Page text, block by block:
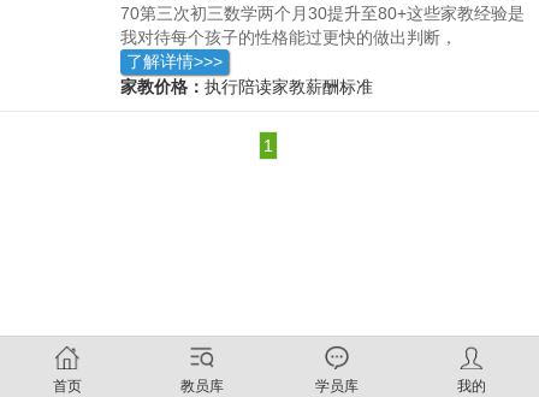
70第三次初三数学两个月30提升至80+这些家教经验是
我对待每个孩子的性格能过更快的做出判断，
了解详情>>>
家教价格： 执行陪读家教薪酬标准
1
首页 教员库 学员库 我的